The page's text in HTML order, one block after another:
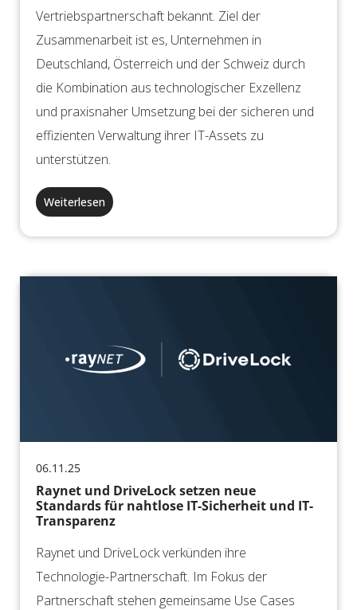
Vertriebspartnerschaft bekannt. Ziel der
Zusammenarbeit ist es, Unternehmen in
Deutschland, Österreich und der Schweiz durch
die Kombination aus technologischer Exzellenz
und praxisnaher Umsetzung bei der sicheren und
effizienten Verwaltung ihrer IT-Assets zu
unterstützen.
Weiterlesen
06.11.25
Raynet und DriveLock setzen neue
Standards für nahtlose IT-Sicherheit und IT-
Transparenz
Raynet und DriveLock verkünden ihre
Technologie-Partnerschaft. Im Fokus der
Partnerschaft stehen gemeinsame Use Cases